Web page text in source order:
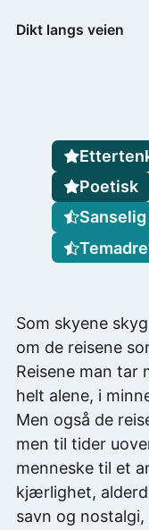
Dikt langs veien
Som skyene
om de reisene
Reisene man tar
helt alene, i
Men også de
men til tider
menneske til et
kjærlighet,
savn og
Poetisk
Sanselig